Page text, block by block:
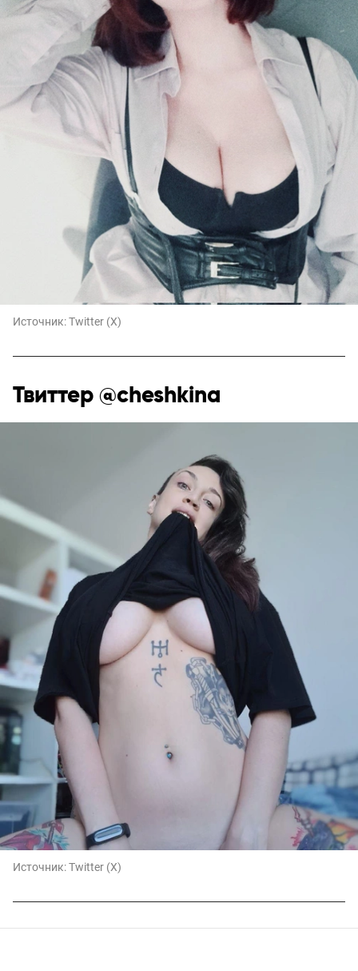
Источник:Twitter (X)
Твиттер @cheshkina
Источник:Twitter (X)